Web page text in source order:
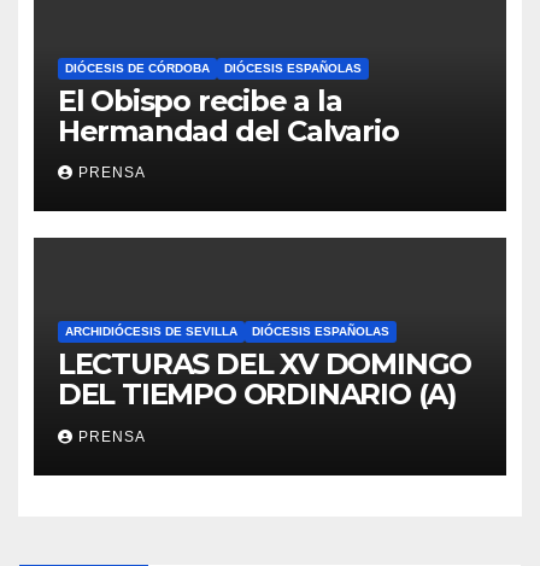
DIÓCESIS DE CÓRDOBA DIÓCESIS ESPAÑOLAS
El Obispo recibe a la
Hermandad del Calvario
PRENSA
ARCHIDIÓCESIS DE SEVILLA DIÓCESIS ESPAÑOLAS
LECTURAS DEL XV DOMINGO
DEL TIEMPO ORDINARIO (A)
PRENSA